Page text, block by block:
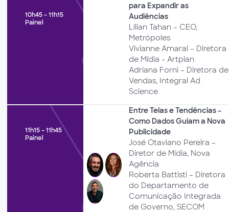
10h45 – 11h15
Painel
para Expandir as
Audiências
Lilian Tahan – CEO,
Metrópoles
Vivianne Amaral – Diretora
de Mídia - Artplan
Adriana Forni – Diretora de
Vendas, Integral Ad
Science
11h15 – 11h45
Painel
Entre Telas e Tendências –
Como Dados Guiam a Nova
Publicidade
José Otaviano Pereira –
Diretor de Mídia, Nova
Agência
Roberta Battisti – Diretora
do Departamento de
Comunicação Integrada
de Governo, SECOM